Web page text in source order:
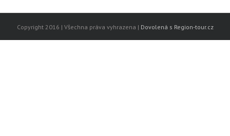
Copyright 2016 | Všechna práva vyhrazena | Dovolená s Region-tour.cz